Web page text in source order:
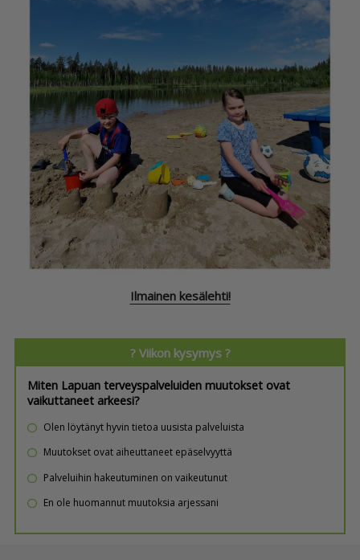
Ilmainen kesälehti!
? Viikon kysymys ?
Miten Lapuan terveyspalveluiden muutokset ovat
vaikuttaneet arkeesi?
Olen löytänyt hyvin tietoa uusista palveluista
Muutokset ovat aiheuttaneet epäselvyyttä
Palveluihin hakeutuminen on vaikeutunut
En ole huomannut muutoksia arjessani